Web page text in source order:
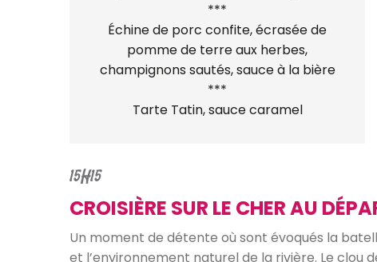
***
Échine de porc confite, écrasée de
pomme de terre aux herbes,
champignons sautés, sauce à la bière
***
Tarte Tatin, sauce caramel
15H15
CROISIÈRE SUR LE CHER AU
Un moment de détente où sont évoqués la
et l’environnement naturel de la rivière. Le clou